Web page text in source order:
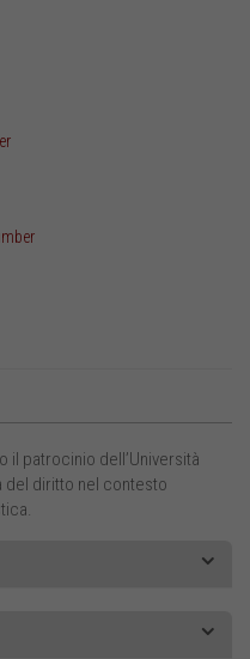
il patrocinio dell’Università
del diritto nel contesto